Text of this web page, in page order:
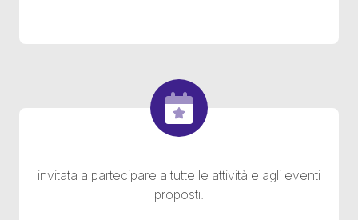
invitata a partecipare a tutte le attività e agli eventi
proposti.